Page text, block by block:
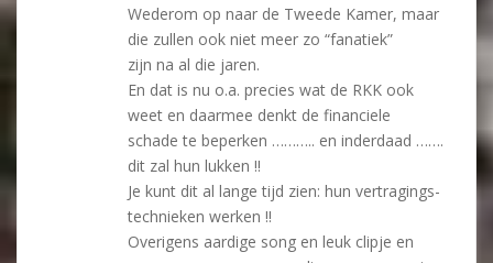
Wederom op naar de Tweede Kamer, maar
die zullen ook niet meer zo “fanatiek”
zijn na al die jaren.
En dat is nu o.a. precies wat de RKK ook
weet en daarmee denkt de financiele
schade te beperken ……….. en inderdaad …….
dit zal hun lukken !!
Je kunt dit al lange tijd zien: hun vertragings-
technieken werken !!
Overigens aardige song en leuk clipje en